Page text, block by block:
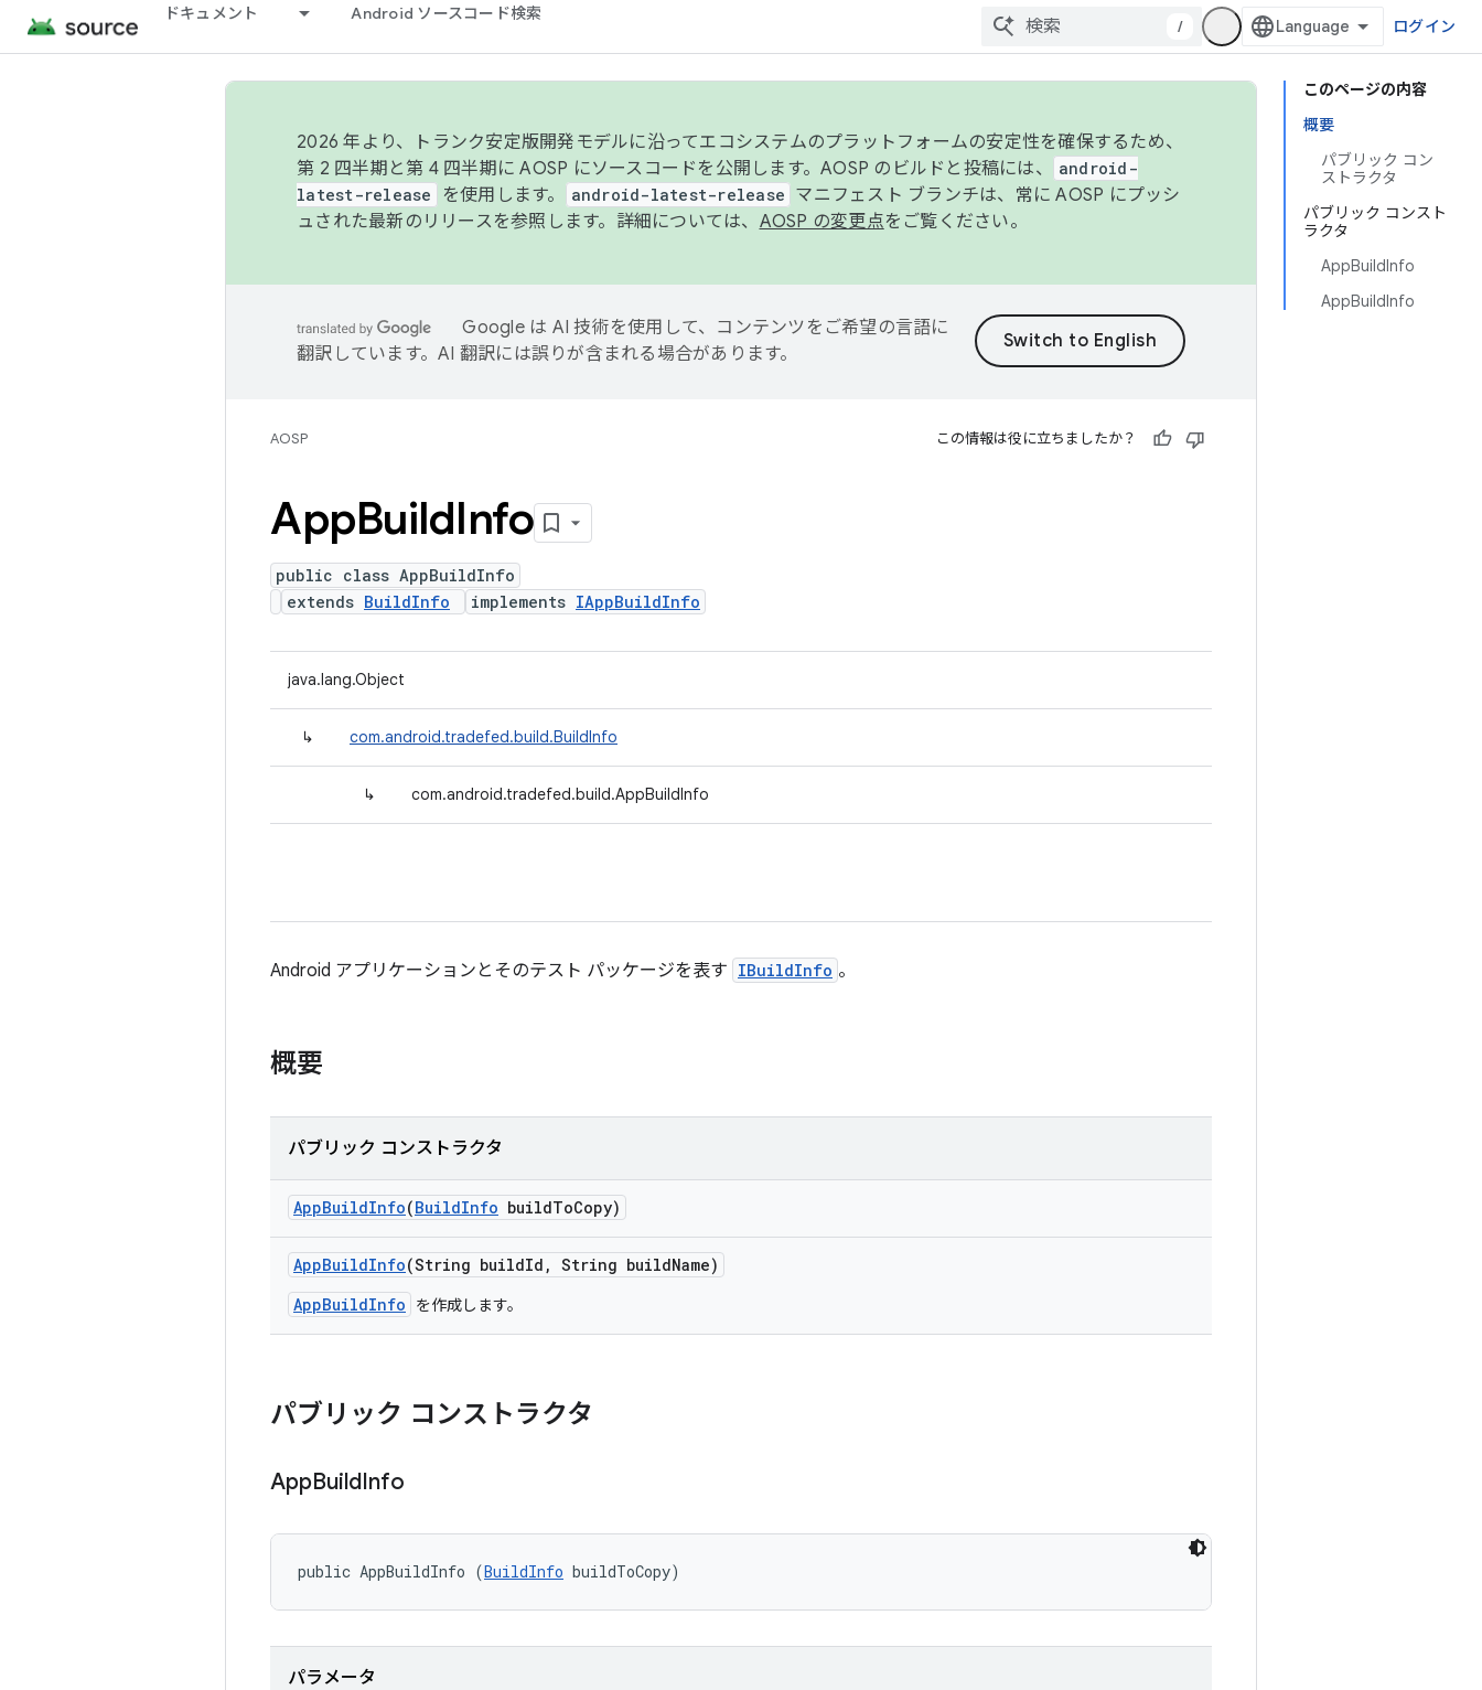
ドキュメント Android ソースコード検索
/ ログイン
このページの内容
概要
パブリック コン
ストラクタ
パブリック コンスト
ラクタ
AppBuildInfo
AppBuildInfo
2026 年より、トランク安定版開発モデルに沿ってエコシステムのプラットフォームの安定性を確保するため、
第 2 四半期と第 4 四半期に AOSP にソースコードを公開します。AOSP のビルドと投稿には、
android-
latest-release
を使用します。 android-latest-release マニフェスト ブランチは、常に AOSP にプッシ
ュされた最新のリリースを参照します。詳細については、 AOSP の変更点をご覧ください。
Google は AI 技術を使用して、コンテンツをご希望の言語に
翻訳しています。AI 翻訳には誤りが含まれる場合があります。
AOSP この情報は役に立ちましたか？
AppBuildInfo
public class AppBuildInfo
extends BuildInfo implements IAppBuildInfo
java.lang.Object
↳ com.android.tradefed.build.BuildInfo
↳ com.android.tradefed.build.AppBuildInfo
Android アプリケーションとそのテスト パッケージを表す IBuildInfo 。
概要
パブリック コンストラクタ
AppBuildInfo(BuildInfo buildToCopy)
AppBuildInfo(String buildId , String buildName)
AppBuildInfo
を作成します。
パブリック コンストラクタ
AppBuildInfo
public AppBuildInfo (BuildInfo buildToCopy)
パラメータ